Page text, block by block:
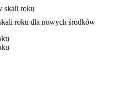
skali roku
roku dla nowych środków